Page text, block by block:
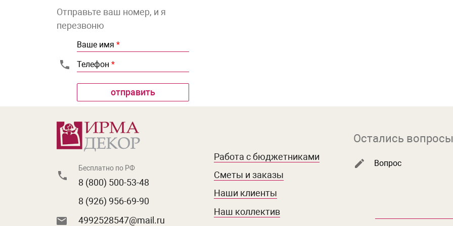
Отправьте ваш номер, и я
перезвоню
Ваше имя *
Телефон *
Бесплатно по РФ
8 (800) 500-53-48
8 (926) 956-69-90
4992528547@mail.ru
Работа с бюджетниками
Сметы и заказы
Наши клиенты
Наш коллектив
Остались
Вопрос